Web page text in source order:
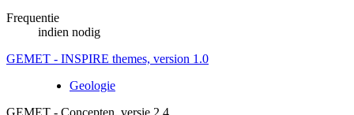
Frequentie
indien nodig
GEMET - INSPIRE themes, version 1.0
Geologie
GEMET - Concepten, versie 2.4